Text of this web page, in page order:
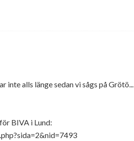
inte alls länge sedan vi sågs på Grötö...
BIVA i Lund: